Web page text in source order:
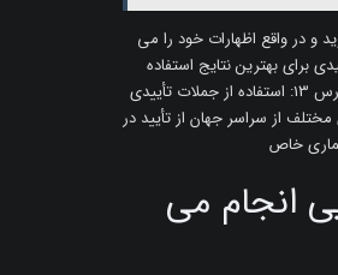
التحصیل می شوید و در واقع اظهارات خود را می
برای بهترین نتایج استفاده
کنید و همچنین سفر خود را دنبال کنید. 10 امتیاز کل فیلم درس 12 سنجش: امتحان درس 12 درس 13: استفاده از جملات تأییدی
از سراسر جهان از تأیید در
انجام می